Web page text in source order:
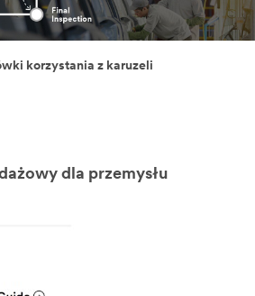
korzystania z karuzeli
dla przemysłu